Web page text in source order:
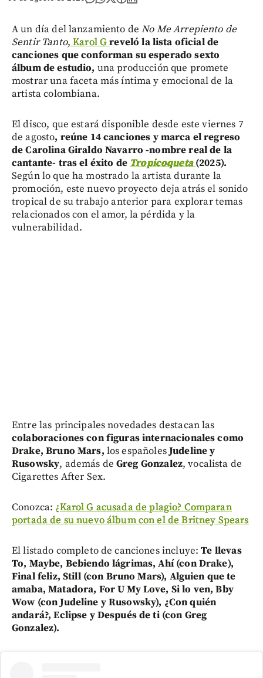
A un día del lanzamiento deNo Me Arrepiento de
Sentir Tanto, Karol Greveló la lista oficial de
canciones que conforman su esperado sexto
álbum de estudio, una producción que promete
mostrar una faceta más íntima y emocional de la
artista colombiana.
El disco, que estará disponible desde este viernes 7
de agosto, reúne 14 canciones y marca el regreso
de Carolina Giraldo Navarro -nombre real de la
cantante- tras el éxito de Tropicoqueta (2025).
Según lo que ha mostrado la artista durante la
promoción, este nuevo proyecto deja atrás el sonido
tropical de su trabajo anterior para explorar temas
relacionados con el amor, la pérdida y la
vulnerabilidad.
Entre las principales novedades destacan las
colaboraciones con figuras internacionales como
Drake, Bruno Mars, los españolesJudeline y
Rusowsky, además de Greg Gonzalez, vocalista de
Cigarettes After Sex.
Conozca: ¿Karol G acusada de plagio? Comparan
portada de su nuevo álbum con el de Britney Spears
El listado completo de canciones incluye:Te llevas
To, Maybe, Bebiendo lágrimas, Ahí (con Drake),
Final feliz, Still (con Bruno Mars), Alguien que te
amaba, Matadora, For U My Love, Si lo ven, Bby
Wow (con Judeline y Rusowsky), ¿Con quién
andará?, Eclipse y Después de ti (con Greg
Gonzalez).